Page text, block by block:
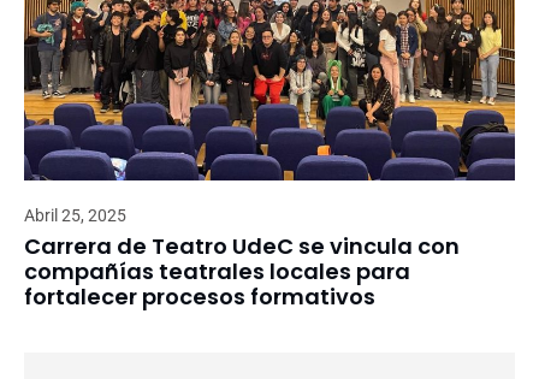
Abril 25, 2025
Carrera de Teatro UdeC se vincula con
compañías teatrales locales para
fortalecer procesos formativos